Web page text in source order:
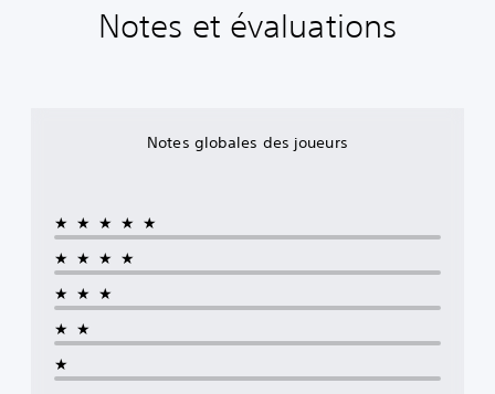
Notes et évaluations
Notes globales des joueurs
★★★★★
★★★★
★★★
★★
★